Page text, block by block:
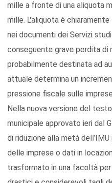
mille a fronte di una aliquota
mille. L'aliquota è
nei documenti dei Servizi
conseguente grave perdita di
probabilmente destinata ad
attuale determina un
pressione fiscale sulle
Nella nuova versione del
municipale approvato ieri dal
di riduzione alla metà
delle imprese o dati in
trasformato in una facoltà per